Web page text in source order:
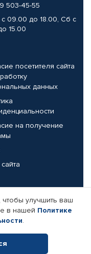
503-45-55
09.00 до 18.00, Сб с
15.00
посетителя сайта
данных
на получение
компании
улучшить ваш
в нашей Политике
.